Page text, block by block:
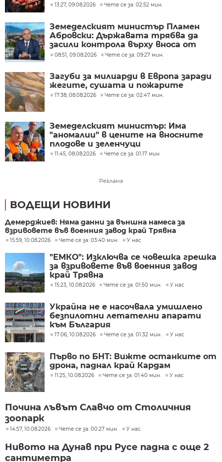
13:27, 09.08.2026 Чете се за: 02:52 мин.
Земеделският министър Пламен
Абровски: Държавата трябва да
засили контрола върху вноса от
трети страни
08:51, 09.08.2026 Чете се за: 09:27 мин.
Загуби за милиарди в Европа заради
жегите, сушата и пожарите
17:38, 08.08.2026 Чете се за: 02:47 мин.
Земеделският министър: Има
"аномалии" в цените на вносните
плодове и зеленчуци
11:45, 08.08.2026 Чете се за: 01:17 мин.
Реклама
ВОДЕЩИ НОВИНИ
Демерджиев: Няма данни за външна намеса за
взривовете във военния завод край Трявна
15:59, 10.08.2026 Чете се за: 03:40 мин. У нас
"ЕМКО": Изключва се човешка грешка
за взривовете във военния завод
край Трявна
15:23, 10.08.2026 Чете се за: 01:50 мин. У нас
Украйна не е насочвала умишлено
безпилотни летателни апарати
към България
17:06, 10.08.2026 Чете се за: 01:32 мин. У нас
Първо по БНТ: Вижте останките от
дрона, паднал край Кардам
11:25, 10.08.2026 Чете се за: 01:40 мин. У нас
Почина лъвът Славчо от Столичния
зоопарк
14:57, 10.08.2026 Чете се за: 00:27 мин. У нас
Нивото на Дунав при Русе падна с още 2
сантиметра